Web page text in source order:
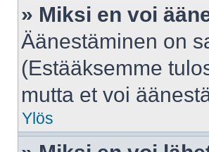
» Miksi en voi
Äänestäminen on
(Estääksemme
mutta et voi
Ylös